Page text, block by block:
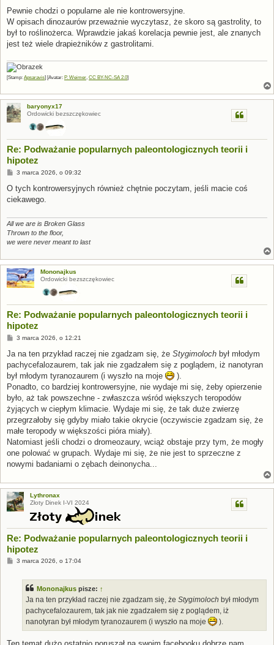
s
Pewnie chodzi o popularne ale nie kontrowersyjne.
W opisach dinozaurów przeważnie wyczytasz, że skoro są gastrolity, to
był to roślinożerca. Wprawdzie jakaś korelacja pewnie jest, ale znanych
jest też wiele drapieżników z gastrolitami.
[Stamp: Apsaravis] [Avatar: P. Weimer, CC BY-NC-SA 2.0]
baryonyx17
Ordowicki bezszczękowiec
Re: Podważanie popularnych paleontologicznych teorii i
hipotez
P
s
3 marca 2026, o 09:32
O tych kontrowersyjnych również chętnie poczytam, jeśli macie coś
ciekawego.
All we are is Broken Glass
Thrown to the floor,
we were never meant to last
Mononajkus
Ordowicki bezszczękowiec
Re: Podważanie popularnych paleontologicznych teorii i
hipotez
P
s
3 marca 2026, o 12:21
Ja na ten przykład raczej nie zgadzam się, że Stygimoloch był młodym
pachycefalozaurem, tak jak nie zgadzałem się z poglądem, iż nanotyran
był młodym tyranozaurem (i wyszło na moje
).
Ponadto, co bardziej kontrowersyjne, nie wydaje mi się, żeby opierzenie
było, aż tak powszechne - zwłaszcza wśród większych teropodów
żyjących w ciepłym klimacie. Wydaje mi się, że tak duże zwierzę
przegrzałoby się gdyby miało takie okrycie (oczywiscie zgadzam się, że
małe teropody w większości pióra miały).
Natomiast jeśli chodzi o dromeozaury, wciąż obstaje przy tym, że mogły
one polować w grupach. Wydaje mi się, że nie jest to sprzeczne z
nowymi badaniami o zębach deinonycha...
Lythronax
Złoty Dinek I-VI 2024
Re: Podważanie popularnych paleontologicznych teorii i
hipotez
P3 marca 2026, o 17:04
Mononajkus pisze: ↑
Ja na ten przykład raczej nie zgadzam się, że Stygimoloch był młodym
pachycefalozaurem, tak jak nie zgadzałem się z poglądem, iż
nanotyran był młodym tyranozaurem (i wyszło na moje
).